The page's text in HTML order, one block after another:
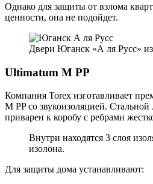
Однако для защиты от взлома
ценности, она не подойдет.
Двери Юганск «А ля Русс»
Ultimatum M PP
Компания Torex изготавливает
M PP со звукоизоляцией.
приварен к коробу с ребрами
Внутри находятся 3 слоя
изолона.
Для защиты дома устанавливают: